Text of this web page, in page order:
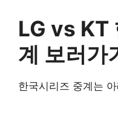
LG vs KT
계 보러가
한국시리즈 중계는